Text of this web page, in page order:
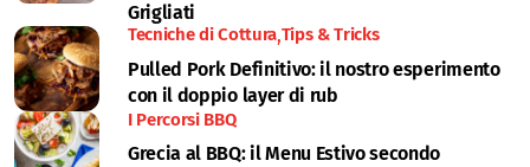
Grigliati
Tecniche di Cottura Tips & Tricks
Pulled Pork Definitivo: il nostro esperimento
con il doppio layer di rub
I Percorsi BBQ
Grecia al BBQ: il Menu Estivo secondo